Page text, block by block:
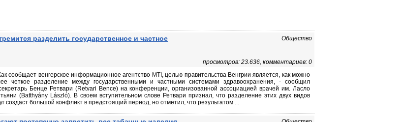
разделить государственное и частное
Общество
просмотров: 23.636, комментариев: 0
сообщает венгерское информационное агентство MTI, целью правительства Венгрии является, как можно
четкое разделение между государственными и частными системами здравоохранения, - сообщил
Бенце Ретвари (Retvari Bence) на конференции, организованной ассоциацией врачей им. Ласло
(Batthyány László). В своем вступительном слове Ретвари признал, что разделение этих двух видов
создаст большой конфликт в предстоящий период, но отметил, что результатом ...